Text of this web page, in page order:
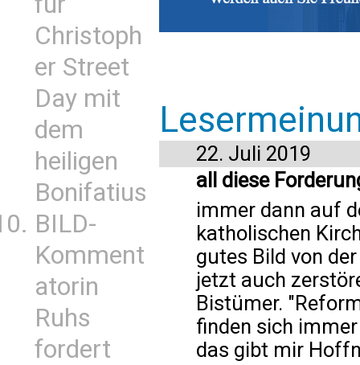
Christoph
er Street
Day mit
dem
heiligen
Bonifatius
BILD-
Komment
atorin
Ruhs
fordert
22. Juli 2019
all diese
immer dann auf
katholischen
gutes Bild von
jetzt auch
Bistümer.
finden sich
das gibt mir